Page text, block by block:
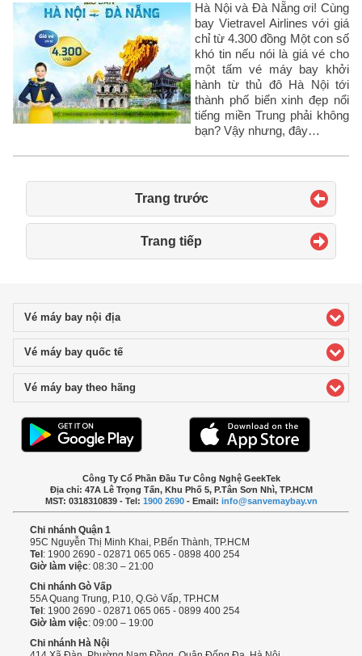
Hà Nội và Đà Nẵng ơi! Cùng
bay Vietravel Airlines với giá
chỉ từ 4.300 đồng Một con số
khó tin nếu nói là giá vé cho
một tấm vé máy bay khởi
hành từ thủ đô Hà Nội tới
thành phố biển xinh đẹp nổi
tiếng miền Trung phải không
bạn? Vậy nhưng, đây…
Trang trước
Trang tiếp
Vé máy bay nội địaclick to expand contents
Vé máy bay quốc tếclick to expand contents
Vé máy bay theo hãng
Công Ty Cổ Phần Đầu Tư Công Nghệ GeekTek
Địa chỉ: 47A Lê Trọng Tấn, Khu Phố 5, P.Tân Sơn Nhì, TP.HCM
MST: 0318310839 - Tel: 1900 2690- Email: info@sanvemaybay.vn
Chi nhánh Quận 1
95C Nguyễn Thị Minh Khai, P.Bến Thành, TP.HCM
Tel : 1900 2690 - 02871 065 065 - 0898 400 254
Giờ làm việc: 08:30 – 21:00
Chi nhánh Gò Vấp
55A Quang Trung, P.10, Q.Gò Vấp, TP.HCM
Tel : 1900 2690 - 02871 065 065 - 0899 400 254
Giờ làm việc: 09:00 – 19:00
Chi nhánh Hà Nội